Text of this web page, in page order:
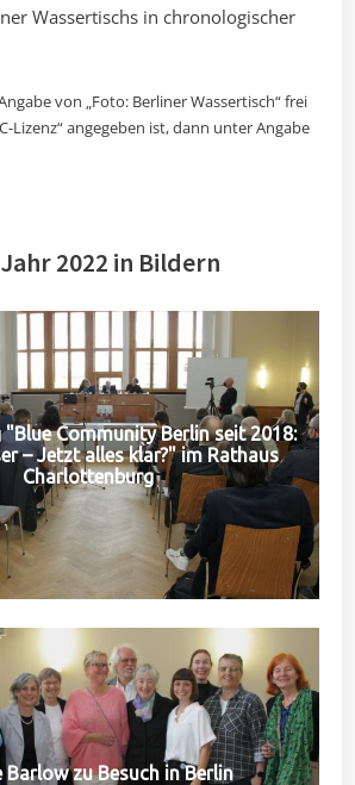
Wassertischs in chronologischer
von „Foto: Berliner Wassertisch“ frei
Lizenz“ angegeben ist, dann unter Angabe
Jahr 2022 in Bildern
Community Berlin seit 2018:
– Jetzt alles klar?" im Rathaus
Charlottenburg
Barlow zu Besuch in Berlin